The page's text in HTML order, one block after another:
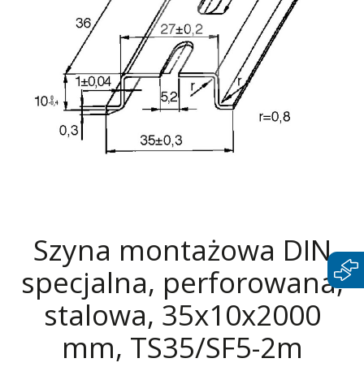
Szyna montażowa DIN
specjalna, perforowana,
stalowa, 35x10x2000
mm, TS35/SF5-2m